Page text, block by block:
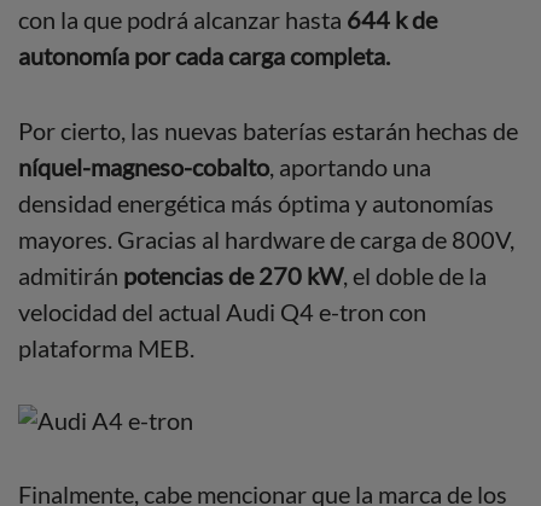
con la que podrá alcanzar hasta 644 k de
autonomía por cada carga completa.
Por cierto, las nuevas baterías estarán hechas de
níquel-magneso-cobalto, aportando una
densidad energética más óptima y autonomías
mayores. Gracias al hardware de carga de 800V,
admitirán potencias de 270 kW, el doble de la
velocidad del actual Audi Q4 e-tron con
plataforma MEB.
Finalmente, cabe mencionar que la marca de los